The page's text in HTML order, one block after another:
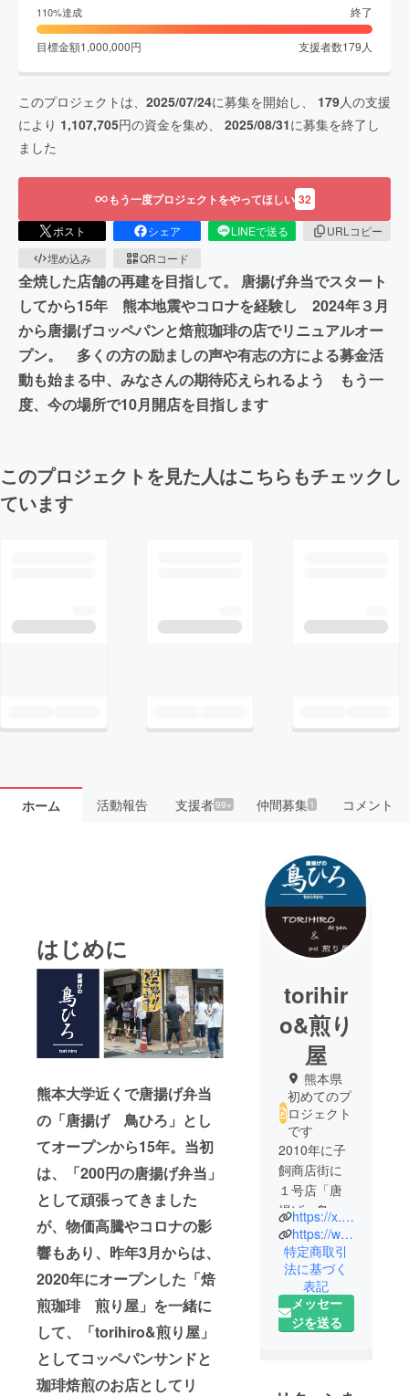
110%達成 終了
目標金額1,000,000円 支援者数179 人
このプロジェクトは、 2025/07/24に募集を開始し、 179人の支援
により 1,107,705円の資金を集め、 2025/08/31に募集を終了し
ました
もう一度プロジェクトをやってほしい 32
ポスト シェア LINEで送る
URLコピー
埋め込み
QRコード
全焼した店舗の再建を目指して。 唐揚げ弁当でスタート
してから15年 熊本地震やコロナを経験し 2024年３月
から唐揚げコッペパンと焙煎珈琲の店でリニュアルオー
プン。 多くの方の励ましの声や有志の方による募金活
動も始まる中、みなさんの期待応えられるよう もう一
度、今の場所で10月開店を目指します
このプロジェクトを見た人はこちらもチェックし
ています
ホーム 活動報告 支援者99+ 仲間募集 1 コメント
はじめに
熊本大学近くで唐揚げ弁当
の「唐揚げ 鳥ひろ」とし
てオープンから15年。当初
は、「200円の唐揚げ弁当」
として頑張ってきました
が、物価高騰やコロナの影
響もあり、昨年3月からは、
2020年にオープンした「焙
煎珈琲 煎り屋」を一緒に
して、「torihiro&煎り屋」
としてコッペパンサンドと
珈琲焙煎のお店としてリ
torihir
o&煎り
屋
熊本県
初めてのプ
ロジェクト
です
2010年に子
飼商店街に
１号店「唐
揚げ 鳥ひ
ろ」をオー
プン。後に
熊本市内に
10店鋪の店
舗展開。
「熊本地
で黒髪店の
https://x.com/torihirokumadai?s=11&t=XxnfqaeKQegf5VoabIagDw
https://www.instagram.com/torihiro_.iriya1101/
特定商取引
法に基づく
表記
メッセー
ジを送る